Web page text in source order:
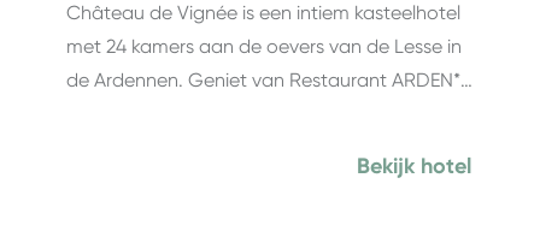
Château de Vignée is een intiem kasteelhotel
met 24 kamers aan de oevers van de Lesse in
de Ardennen. Geniet van Restaurant ARDEN*…
Bekijk hotel